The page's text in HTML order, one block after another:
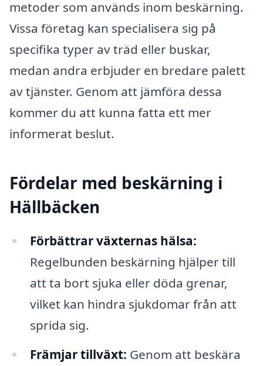
metoder som används inom beskärning.
Vissa företag kan specialisera sig på
specifika typer av träd eller buskar,
medan andra erbjuder en bredare palett
av tjänster. Genom att jämföra dessa
kommer du att kunna fatta ett mer
informerat beslut.
Fördelar med beskärning i
Hällbäcken
Förbättrar växternas hälsa:
Regelbunden beskärning hjälper till
att ta bort sjuka eller döda grenar,
vilket kan hindra sjukdomar från att
sprida sig.
Främjar tillväxt: Genom att beskära